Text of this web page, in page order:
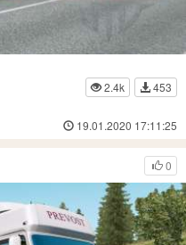
2.4k
453
19.01.2020 17:11:25
0